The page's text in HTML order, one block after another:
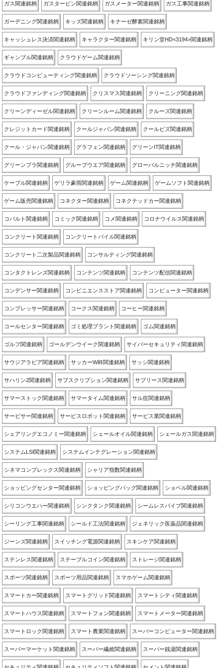
ガス関連銘柄 ガスタービン関連銘柄 ガスメーター関連銘柄 ガス工事関連銘柄
ガーデニング関連銘柄 キッズ関連銘柄 キナーゼ酵素関連銘柄
キャッシュレス決済関連銘柄 キャラクター関連銘柄 キリン堂HD<3194>関連銘柄
ギャンブル関連銘柄 クラウドゲーム関連銘柄
クラウドコンピューティング関連銘柄 クラウドソーシング関連銘柄
クラウドファンディング関連銘柄 クリスマス関連銘柄 クリーニング関連銘柄
クリーンディーゼル関連銘柄 クリーンルーム関連銘柄 クルーズ関連銘柄
クレジットカード関連銘柄 クールジャパン関連銘柄 クールビズ関連銘柄
クール・ジャパン関連銘柄 グラフェン関連銘柄 グリーンIT関連銘柄
グリーンプラ関連銘柄 グループウエア関連銘柄 グローバルニッチ関連銘柄
ケーブル関連銘柄 ゲリラ豪雨関連銘柄 ゲーム関連銘柄 ゲームソフト関連銘柄
ゲーム販売関連銘柄 コネクター関連銘柄 コネクテッドカー関連銘柄
コバルト関連銘柄 コミック関連銘柄 コメ関連銘柄 コロナウイルス関連銘柄
コンクリート関連銘柄 コンクリートパイル関連銘柄
コンクリート二次製品関連銘柄 コンサルティング関連銘柄
コンタクトレンズ関連銘柄 コンテンツ関連銘柄 コンテンツ配信関連銘柄
コンデンサー関連銘柄 コンビニエンスストア関連銘柄 コンピューター関連銘柄
コンプレッサー関連銘柄 コークス関連銘柄 コーヒー関連銘柄
コールセンター関連銘柄 ゴミ処理プラント関連銘柄 ゴム関連銘柄
ゴルフ関連銘柄 ゴールデンウイーク関連銘柄 サイバーセキュリティ関連銘柄
サウジアラビア関連銘柄 サッカーW杯関連銘柄 サッシ関連銘柄
サハリン2関連銘柄 サブスクリプション関連銘柄 サブリース関連銘柄
サマーストック関連銘柄 サマータイム関連銘柄 サル痘関連銘柄
サービサー関連銘柄 サービスロボット関連銘柄 サービス業関連銘柄
シェアリングエコノミー関連銘柄 シェールオイル関連銘柄 シェールガス関連銘柄
システムLSI関連銘柄 システムインテグレーション関連銘柄
シネマコンプレックス関連銘柄 シャリア指数関連銘柄
ショッピングセンター関連銘柄 ショッピングバッグ関連銘柄 ショベル関連銘柄
シリコンウエハー関連銘柄 シンクタンク関連銘柄 シームレスパイプ関連銘柄
シーリング工事関連銘柄 シールド工法関連銘柄 ジェネリック医薬品関連銘柄
ジーンズ関連銘柄 スイッチング電源関連銘柄 スキンケア関連銘柄
ステンレス関連銘柄 ステーブルコイン関連銘柄 ストレージ関連銘柄
スポーツ関連銘柄 スポーツ用品関連銘柄 スマホゲーム関連銘柄
スマートカー関連銘柄 スマートグリッド関連銘柄 スマートシティ関連銘柄
スマートハウス関連銘柄 スマートフォン関連銘柄 スマートメーター関連銘柄
スマートロック関連銘柄 スマート農業関連銘柄 スーパーコンピューター関連銘柄
スーパーマーケット関連銘柄 スーパー繊維関連銘柄 スーパー銭湯関連銘柄